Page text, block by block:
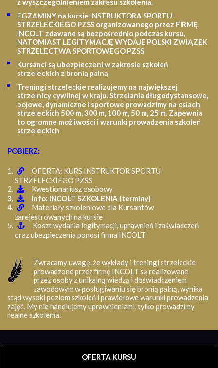
z wyszczególnieniem zakresu szkolenia.
EGZAMINY na kursie INSTRUKTORA SPORTU
STRZELECKIEGO PZSS organizowanego przez FIRMĘ
INCOLT zdawane są bezpośrednio podczas kursu,
NATOMIAST LEGITYMACJĘ WYDAJE POLSKI ZWIĄZEK
STRZELECTWA SPORTOWEGO PZSS
Kursanci są ubezpieczeni w zakresie szkoleń
strzeleckich z bronią palną
Treningi strzeleckie realizujemy na największej
strzelnicy cywilnej w kraju. Strzelania długodystansowe,
bojowe, dynamiczne i sportowe prowadzimy na osiach
strzeleckich 500 m, 300 m, 100 m, 50 m, 25 m. Zapewnia
to ogromne możliwości i warunki prowadzenia szkoleń
strzeleckich
POBIERZ:
OFERTA: KURS INSTRUKTOR SPORTU
STRZELECKIEGO PZSS
Kwestionariusz osobowy
Info: INCOLT SZKOLENIA (terminy)
Materiały szkoleniowe dla Kursantów
zarejestrowanych na kursie
Koszt wydania legitymacji, uprawnień i zaświadczeń
oraz ubezpieczenia ponosi firma INCOLT
Zwracamy uwagę, że wykłady i treningi strzeleckie
prowadzone przez firmę INCOLT są realizowane
przez osoby z unikalną wiedzą i doświadczeniem
zawodowym w posługiwaniu się bronią palną, wynika
stąd wysoki poziom szkoleń i prawidłowe warunki prowadzenia
zajęć. My nie handlujemy uprawnieniami, tylko prowadzimy
realne szkolenia.
OFERTA KURSU